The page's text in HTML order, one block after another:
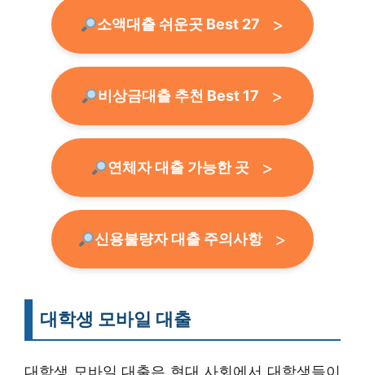
소액대출 쉬운곳 Best 27
비상금대출 추천 Best 17
연체자 대출 가능한 곳
신용불량자 대출 주의사항
대학생 모바일 대출
대학생 모바일 대출은 현대 사회에서 대학생들이